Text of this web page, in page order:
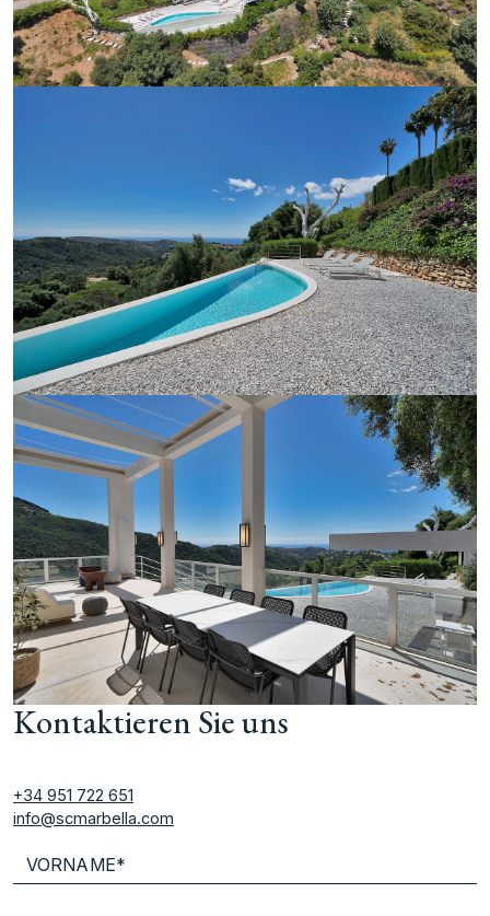
Kontaktieren Sie uns
+34 951 722 651
info@scmarbella.com